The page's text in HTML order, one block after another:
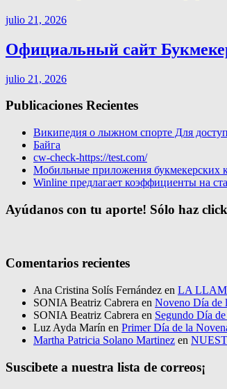
julio 21, 2026
Официальный сайт
julio 21, 2026
Publicaciones Recientes
Википедия о лыжном спорте Для
Байга
cw-check-https://test.com/
Мобильные приложения букмекерских
Winline предлагает коэффициенты на
Ayúdanos con tu aporte! Sólo haz
Comentarios recientes
Ana Cristina Solís Fernández en LA
SONIA Beatriz Cabrera en Noveno Día de
SONIA Beatriz Cabrera en Segundo Día
Luz Ayda Marín en Primer Día de la
Martha Patricia Solano Martinez en
Suscibete a nuestra lista de correos¡